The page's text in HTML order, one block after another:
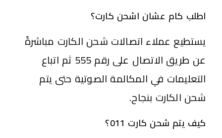
اطلب كام عشان اشحن كارت؟
يستطيع عملاء اتصالات شحن الكارت مباشرةً
عن طريق الاتصال على رقم 555 ثم اتباع
التعليمات في المكالمة الصوتية حتى يتم
شحن الكارت بنجاح.
كيف يتم شحن كارت 011؟